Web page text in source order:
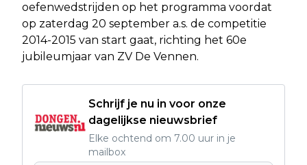
oefenwedstrijden op het programma voordat
op zaterdag 20 september a.s. de competitie
2014-2015 van start gaat, richting het 60e
jubileumjaar van ZV De Vennen.
Schrijf je nu in voor onze
dagelijkse nieuwsbrief
Elke ochtend om 7.00 uur in je
mailbox